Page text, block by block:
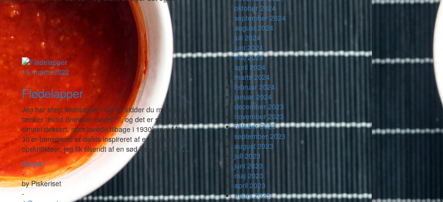
19. marts 2022
Flødelapper
Jeg har stegt flødelapper! Og nu sidder du måske og
tænker “hvad Snøvsen er det?!”, og det er såmænd en
simpel dessert, man lavede tilbage i 1930’erne. Mit
30’er-benspænd er delvis inspireret af en række
opskriftideer, jeg fik tilsendt af en sød læser, og her …
dessert
-
byPiskeriset
-
oktober 2024
september 2024
august 2024
juli 2024
juni 2024
maj 2024
april 2024
marts 2024
februar 2024
januar 2024
december 2023
november 2023
oktober 2023
september 2023
august 2023
juli 2023
juni 2023
maj 2023
april 2023
marts 2023